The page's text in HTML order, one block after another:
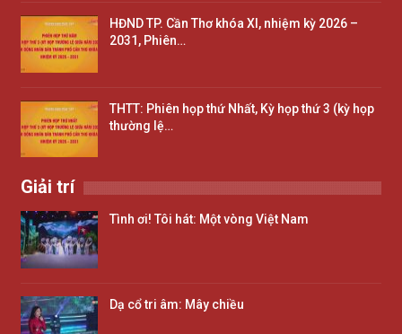
HĐND TP. Cần Thơ khóa XI, nhiệm kỳ 2026 –
2031, Phiên…
THTT: Phiên họp thứ Nhất, Kỳ họp thứ 3 (kỳ họp
thường lệ…
Giải trí
Tình ơi! Tôi hát: Một vòng Việt Nam
Dạ cổ tri âm: Mây chiều